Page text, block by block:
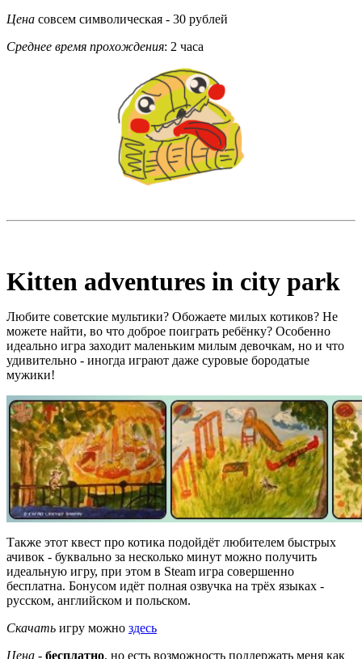
Цена совсем символическая - 30 рублей
Среднее время прохождения: 2 часа
Kitten adventures in city park
Любите советские мультики? Обожаете милых котиков? Не
можете найти, во что доброе поиграть ребёнку? Особенно
идеально игра заходит маленьким милым девочкам, но и что
удивительно - иногда играют даже суровые бородатые
мужики!
Также этот квест про котика подойдёт любителем быстрых
ачивок - буквально за несколько минут можно получить
идеальную игру, при этом в Steam игра совершенно
бесплатна. Бонусом идёт полная озвучка на трёх языках -
русском, английском и польском.
Скачать игру можно здесь
Цена - бесплатно, но есть возможность поддержать меня как